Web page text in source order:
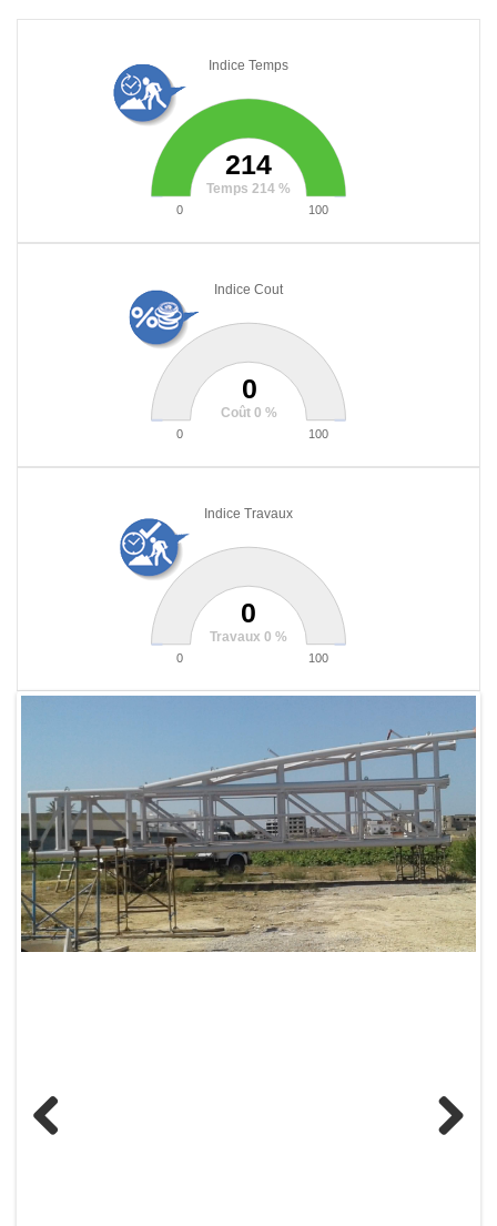
Indice Temps
0 100
214
Temps 214 %
Indice Cout
0 100
0
Coût 0 %
Indice Travaux
0 100
0
Travaux 0 %